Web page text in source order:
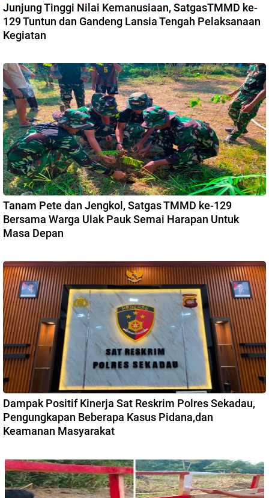
Junjung Tinggi Nilai Kemanusiaan, SatgasTMMD ke-
129 Tuntun dan Gandeng Lansia Tengah Pelaksanaan
Kegiatan
Tanam Pete dan Jengkol, Satgas TMMD ke-129
Bersama Warga Ulak Pauk Semai Harapan Untuk
Masa Depan
Dampak Positif Kinerja Sat Reskrim Polres Sekadau,
Pengungkapan Beberapa Kasus Pidana,dan
Keamanan Masyarakat